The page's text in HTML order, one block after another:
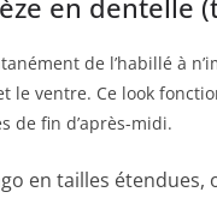
de l’habillé à
le ventre. Ce look
de fin d’après-midi.
en tailles étendues,